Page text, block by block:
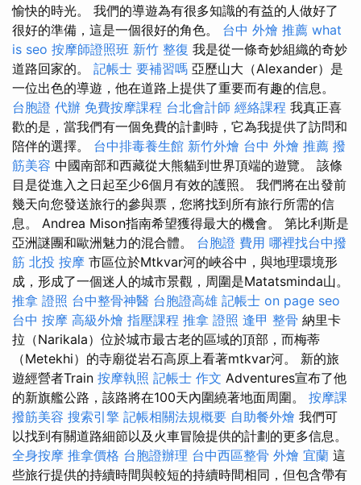
愉快的時光。 我們的導遊為有很多知識的有益的人做好了
很好的準備，這是一個很好的角色。 台中 外燴 推薦 what
is seo 按摩師證照班 新竹 整復 我是從一條奇妙組織的奇妙
道路回家的。 記帳士 要補習嗎 亞歷山大（Alexander）是
一位出色的導遊，他在道路上提供了重要而有趣的信息。
台胞證 代辦 免費按摩課程 台北會計師 經絡課程 我真正喜
歡的是，當我們有一個免費的計劃時，它為我提供了訪問和
陪伴的選擇。 台中排毒養生館 新竹外燴 台中 外燴 推薦 撥
筋美容 中國南部和西藏從大熊貓到世界頂端的遊覽。 該條
目是從進入之日起至少6個月有效的護照。 我們將在出發前
幾天向您發送旅行的參與票，您將找到所有旅行所需的信
息。 Andrea Mison指南希望獲得最大的機會。 第比利斯是
亞洲謎團和歐洲魅力的混合體。 台胞證 費用 哪裡找台中撥
筋 北投 按摩 市區位於Mtkvar河的峽谷中，與地理環境形
成，形成了一個迷人的城市景觀，周圍是Matatsminda山。
推拿 證照 台中整骨神醫 台胞證高雄 記帳士 on page seo
台中 按摩 高級外燴 指壓課程 推拿 證照 逢甲 整骨 納里卡
拉（Narikala）位於城市最古老的區域的頂部，而梅蒂
（Metekhi）的寺廟從岩石高原上看著mtkvar河。 新的旅
遊經營者Train 按摩執照 記帳士 作文 Adventures宣布了他
的新旗艦公路，該路將在100天內圍繞著地面周圍。 按摩課
撥筋美容 搜索引擎 記帳相關法規概要 自助餐外燴 我們可
以找到有關道路細節以及火車冒險提供的計劃的更多信息。
全身按摩 推拿價格 台胞證辦理 台中西區整骨 外燴 宜蘭 這
些旅行提供的持續時間與較短的持續時間相同，但包含帶有